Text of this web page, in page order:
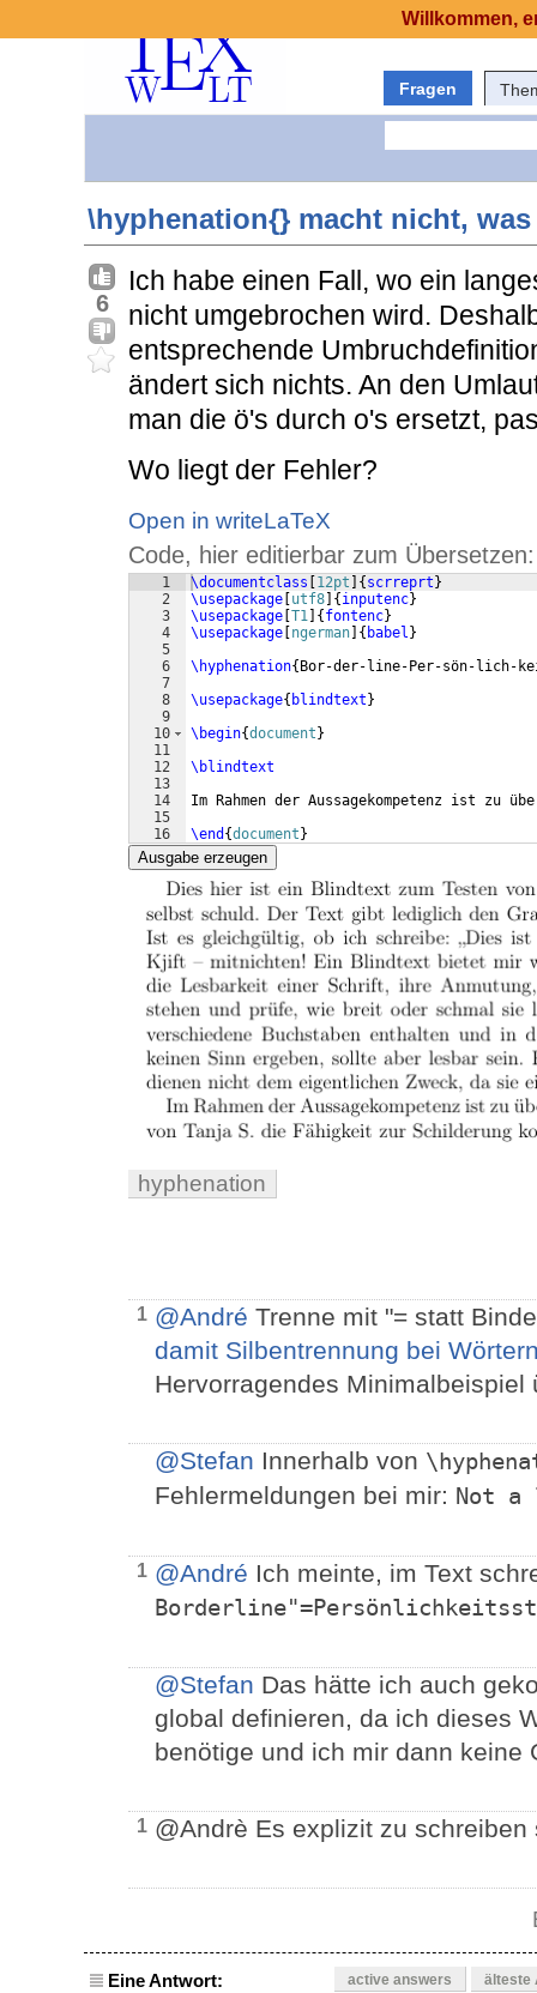
Fragen
\hyphenation{} macht nicht,
6
Ich habe einen Fall, wo ein
nicht umgebrochen wird.
entsprechende
ändert sich nichts. An den
man die ö's durch o's ersetzt,
Wo liegt der Fehler?
Open in writeLaTeX
Code, hier editierbar zum Übersetzen:
1
2
3
4
5
6
7
8
9
10
11
12
13
14
15
16
\documentclass 12pt { scrreprt }
\usepackage utf8 { inputenc}
\usepackage T1 { fontenc}
\usepackage ngerman { babel }
\hyphenation{ Bor-der-line-Per-sön-lich-
\usepackage{ blindtext }
\begin{document }
\blindtext
Im Rahmen der Aussagekompetenz ist
\end {document }
Ausgabe erzeugen
hyphenation
1 @André Trenne mit "= statt
damit Silbentrennung bei
Hervorragendes Minimalbeispiel
@Stefan Innerhalb von
Fehlermeldungen bei mir: Not a
1 @André Ich meinte, im Text
@Stefan Das hätte ich auch
global definieren, da ich dieses
benötige und ich mir dann keine
1 @Andrè Es explizit zu
Eine Antwort: active answers älteste
Willkommen,